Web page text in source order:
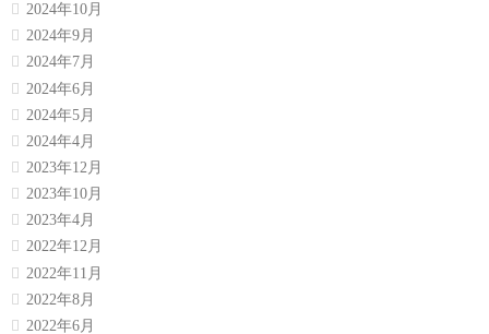
2024年10月
2024年9月
2024年7月
2024年6月
2024年5月
2024年4月
2023年12月
2023年10月
2023年4月
2022年12月
2022年11月
2022年8月
2022年6月